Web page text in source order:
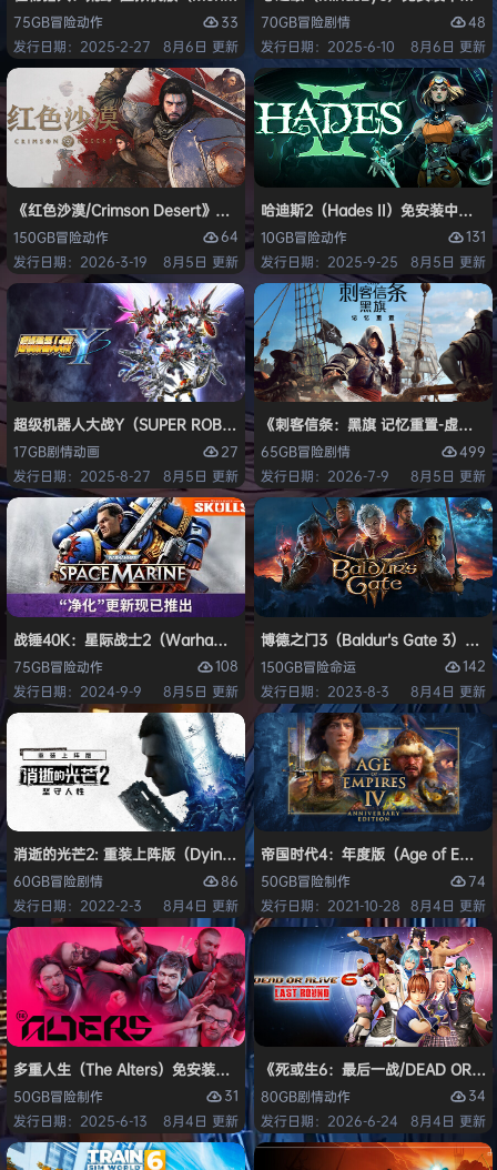
75GB冒险动作
33
发行日期：2025-2-27
8月6日 更新
70GB冒险剧情
48
发行日期：2025-6-10
8月6日 更新
《红色沙漠/Crimson Desert》免安装中文版
150GB冒险动作
64
发行日期：2026-3-19
8月5日 更新
哈迪斯2（Hades II）免安装中文版
10GB冒险动作
131
发行日期：2025-9-25
8月5日 更新
超级机器人大战Y（SUPER ROBOT WARS Y）免安装中文版
17GB剧情动画
27
发行日期：2025-8-27
8月5日 更新
《刺客信条：黑旗 记忆重置-虚拟
65GB冒险剧情
499
发行日期：2026-7-9
8月5日 更新
战锤40K：星际战士2（Warhammer 40,000: Space Marine 2）免安装
75GB冒险动作
108
发行日期：2024-9-9
8月5日 更新
博德之门3（Baldur’s Gate 3）免安
150GB冒险命运
142
发行日期：2023-8-3
8月4日 更新
消逝的光芒2: 重装上阵版（Dying Light 2 Stay Human: Reloaded
60GB冒险剧情
86
发行日期：2022-2-3
8月4日 更新
帝国时代4：年度版（Age of
50GB冒险制作
74
发行日期：2021-10-28 8月4日 更新
多重人生（The Alters）免安装中文版
50GB冒险制作
31
发行日期：2025-6-13
8月4日 更新
《死或生6：最后一战/DEAD OR
80GB剧情动作
34
发行日期：2026-6-24
8月4日 更新